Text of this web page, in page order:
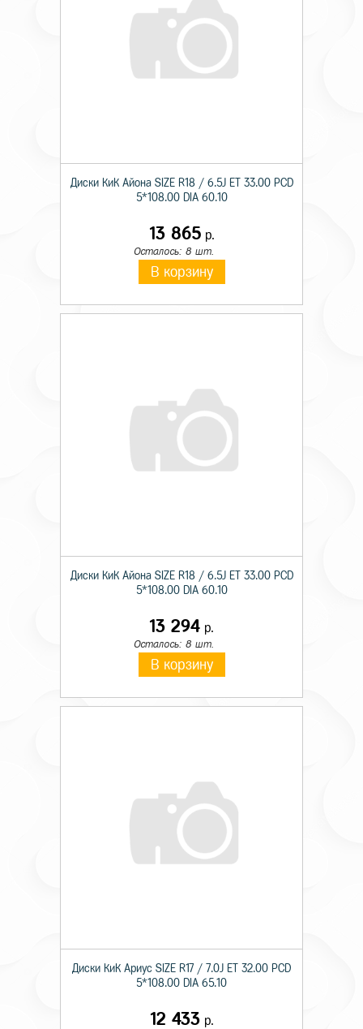
Диски КиК Айона SIZE R18 / 6.5J ET 33.00 PCD
5*108.00 DIA 60.10
13 865р.
Осталось: 8 шт.
В корзину
Диски КиК Айона SIZE R18 / 6.5J ET 33.00 PCD
5*108.00 DIA 60.10
13 294 р.
Осталось: 8 шт.
В корзину
Диски КиК Ариус SIZE R17 / 7.0J ET 32.00 PCD
5*108.00 DIA 65.10
12 433р.